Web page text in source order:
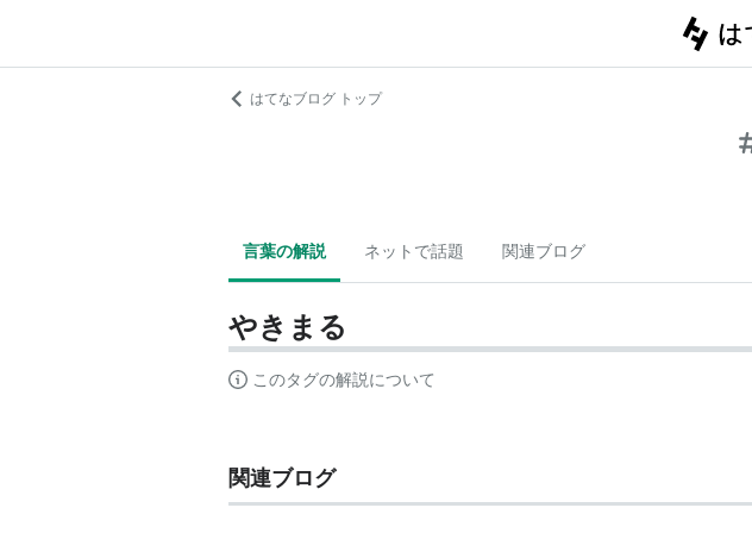
はてなブログ トップ
言葉の解説 ネットで話題 関連ブログ
やきまる
このタグの解説について
関連ブログ